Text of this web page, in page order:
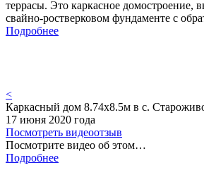
террасы. Это каркасное домостроение,
свайно-ростверковом фундаменте с
Подробнее
<
Каркасный дом 8.74х8.5м в с.
17 июня 2020 года
Посмотреть видеоотзыв
Посмотрите видео об этом…
Подробнее